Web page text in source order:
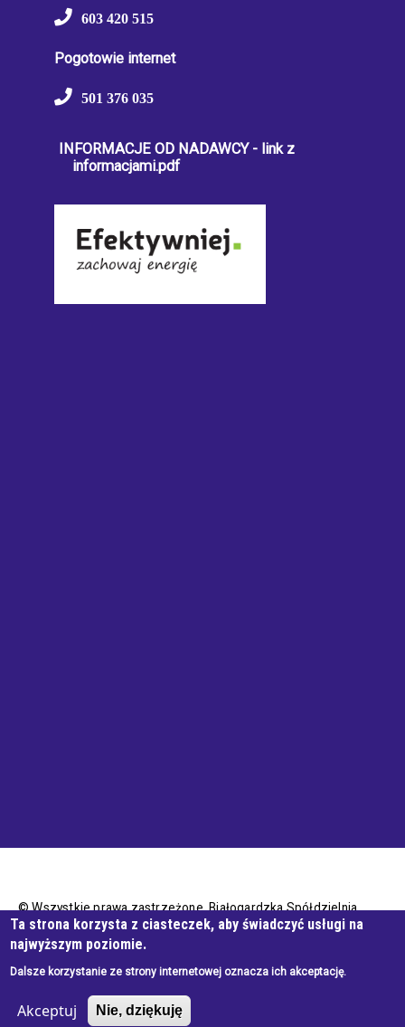
603 420 515
Pogotowie internet
501 376 035
INFORMACJE OD NADAWCY - link z
informacjami.pdf
© Wszystkie prawa zastrzeżone, Białogardzka Spółdzielnia
Mieszkaniowa
Ta strona korzysta z ciasteczek, aby świadczyć usługi na
najwyższym poziomie.
Dalsze korzystanie ze strony internetowej oznacza ich akceptację.
Akceptuj Nie, dziękuję